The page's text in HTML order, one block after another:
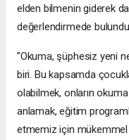
elden bilmenin giderek
değerlendirmede
"Okuma, şüphesiz yeni
biri. Bu kapsamda
olabilmek, onların okuma
anlamak, eğitim
etmemiz için